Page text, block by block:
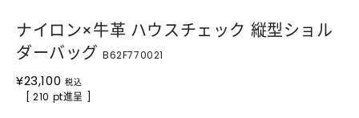
ナイロン×牛革 ハウスチェック 縦型ショル
ダーバッグ B62F770021
¥23,100 税込
[ 210 pt進呈 ]